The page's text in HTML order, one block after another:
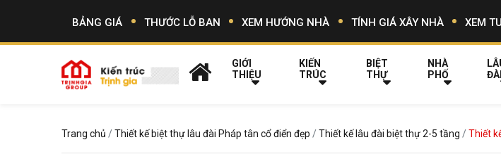
BẢNG GIÁ THƯỚC LỖ BAN XEM HƯỚNG NHÀ TÍNH GIÁ XÂY NHÀ XEM
GIỚI
THIỆU
KIẾN
TRÚC
BIỆT
THỰ
NHÀ
PHỐ
ĐÀI
Trang chủ Thiết kế biệt thự lâu đài Pháp tân cổ điển đẹp Thiết kế lâu đài biệt thự 2-5 tầng Thiết